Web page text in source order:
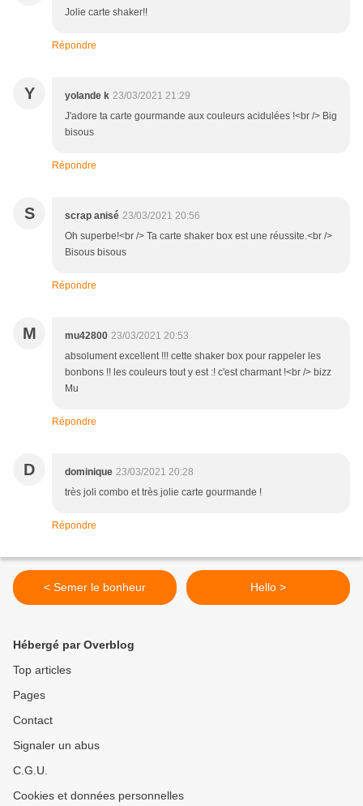
Jolie carte shaker!!
Répondre
Y yolande k 23/03/2021 21:29
J'adore ta carte gourmande aux couleurs acidulées !<br /> Big
bisous
Répondre
S scrap anisé 23/03/2021 20:56
Oh superbe!<br /> Ta carte shaker box est une réussite.<br />
Bisous bisous
Répondre
M mu42800 23/03/2021 20:53
absolument excellent !!! cette shaker box pour rappeler les
bonbons !! les couleurs tout y est :! c'est charmant !<br /> bizz
Mu
Répondre
D dominique 23/03/2021 20:28
très joli combo et très jolie carte gourmande !
Répondre
< Semer le bonheur Hello >
Hébergé par Overblog
Top articles
Pages
Contact
Signaler un abus
C.G.U.
Cookies et données personnelles